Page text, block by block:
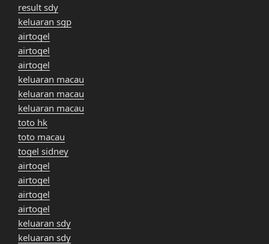
result sdy
keluaran sgp
airtogel
airtogel
airtogel
keluaran macau
keluaran macau
keluaran macau
toto hk
toto macau
togel sidney
airtogel
airtogel
airtogel
airtogel
keluaran sdy
keluaran sdy